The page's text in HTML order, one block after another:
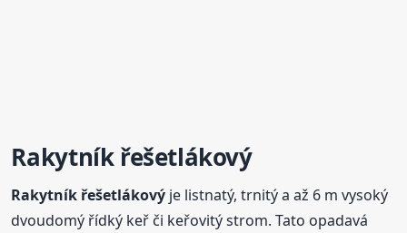
Rakytník řešetlákový
Rakytník řešetlákový je listnatý, trnitý a až 6 m vysoký
dvoudomý řídký keř či keřovitý strom. Tato opadavá